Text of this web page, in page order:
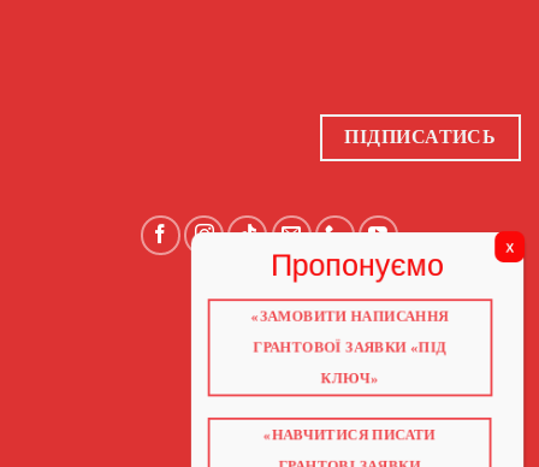
ПІДПИСАТИСЬ
ГОЛОВНА
ГРАНТИ 2026
НАВЧАННЯ
КНИГИ
«ЗАМОВИТИ НАПИСАННЯ
ГРАНТОВОЇ ЗАЯВКИ «ПІД
КЛЮЧ»
«НАВЧИТИСЯ ПИСАТИ